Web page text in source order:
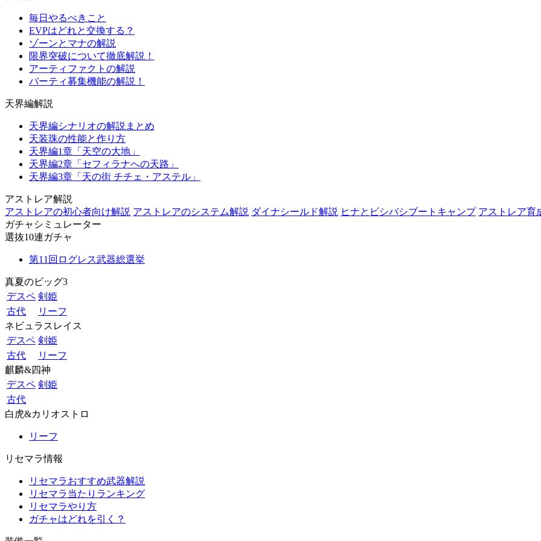
毎日やるべきこと
EVPはどれと交換する？
ゾーンとマナの解説
限界突破について徹底解説！
アーティファクトの解説
パーティ募集機能の解説！
天界編解説
天界編シナリオの解説まとめ
天装珠の性能と作り方
天界編1章「天空の大地」
天界編2章「セフィラナへの天路」
天界編3章「天の街 チチェ・アステル」
アストレア解説
アストレアの初心者向け解説 アストレアのシステム解説 ダイナシールド解説 ヒナとビシバシブートキャンプ アストレア育
ガチャシミュレーター
選抜10連ガチャ
第11回ログレス武器総選挙
真夏のビッグ3
デスペ 剣姫
古代
リーフ
ネビュラスレイス
デスペ 剣姫
古代
リーフ
麒麟&四神
デスペ 剣姫
古代
白虎&カリオストロ
リーフ
リセマラ情報
リセマラおすすめ武器解説
リセマラ当たりランキング
リセマラやり方
ガチャはどれを引く？